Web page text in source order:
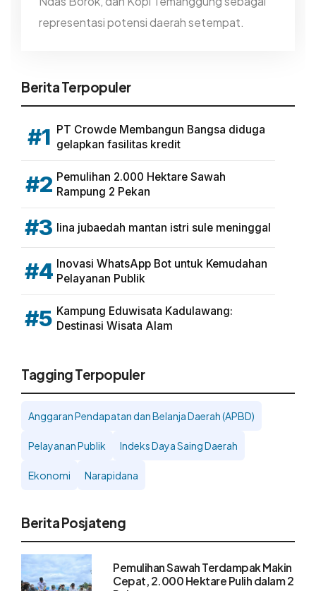
representasi potensi daerah setempat.
Berita Terpopuler
#1 PT Crowde Membangun Bangsa diduga
gelapkan fasilitas kredit
#2 Pemulihan 2.000 Hektare Sawah
Rampung 2 Pekan
#3 lina jubaedah mantan istri sule meninggal
#4 Inovasi WhatsApp Bot untuk Kemudahan
Pelayanan Publik
#5 Kampung Eduwisata Kadulawang:
Destinasi Wisata Alam
Tagging Terpopuler
Anggaran Pendapatan dan Belanja Daerah (APBD)
Pelayanan Publik Indeks Daya Saing Daerah
Ekonomi Narapidana
Berita Posjateng
Pemulihan Sawah Terdampak Makin
Cepat, 2.000 Hektare Pulih dalam 2